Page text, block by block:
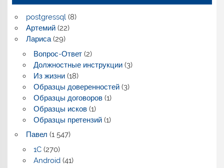
postgressql(8)
Артемий(22)
Лариса(29)
Вопрос-Ответ(2)
Должностные инструкции(3)
Из жизни(18)
Образцы доверенностей(3)
Образцы договоров(1)
Образцы исков(1)
Образцы претензий(1)
Павел (1 547)
1C(270)
Android(41)